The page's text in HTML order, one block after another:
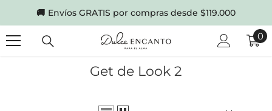
SKIP TO CONTENT
🚚 Envíos GRATIS por compras desde $119.000
00
Get de Look 2